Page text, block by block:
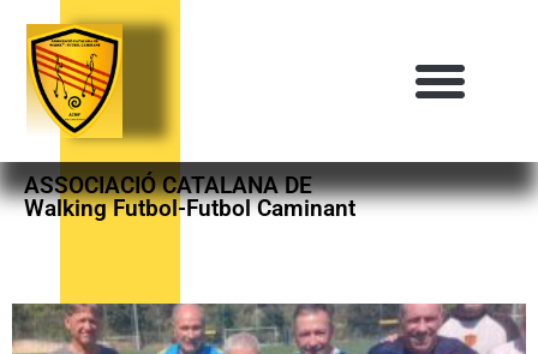
ASSOCIACIÓ CATALANA DE
Walking Futbol-Futbol Caminant